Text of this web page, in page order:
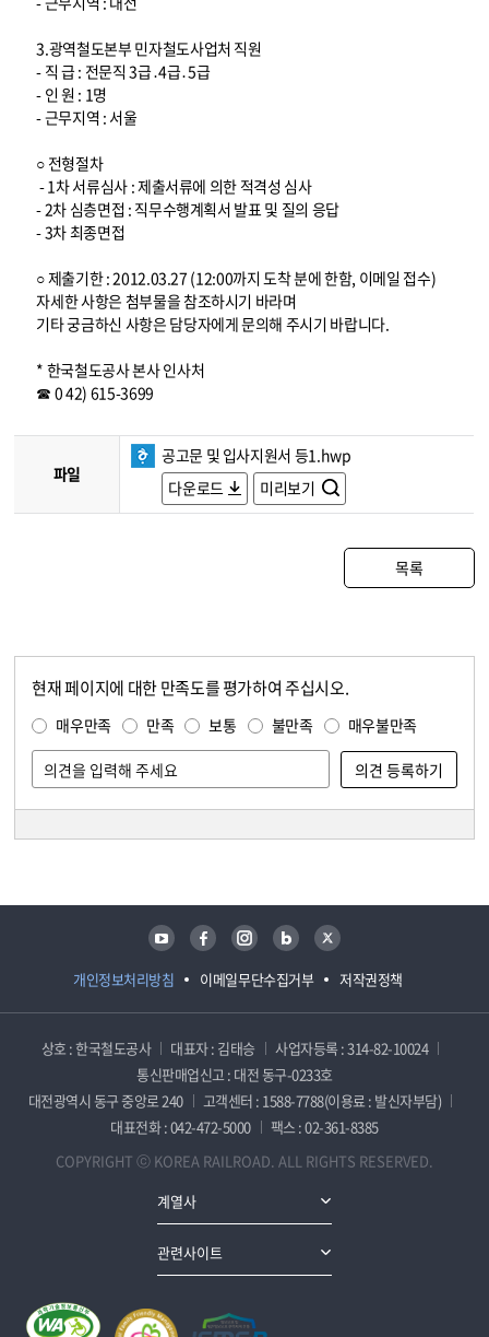
3.광역철도본부 민자철도사업처 직원
- 직 급 : 전문직 3급․4급․5급
- 인 원 : 1명
- 근무지역 : 서울
○ 전형절차
- 1차 서류심사 : 제출서류에 의한 적격성 심사
- 2차 심층면접 : 직무수행계획서 발표 및 질의 응답
- 3차 최종면접
○ 제출기한 : 2012.03.27 (12:00까지 도착 분에 한함, 이메일 접수)
자세한 사항은 첨부물을 참조하시기 바라며
기타 궁금하신 사항은 담당자에게 문의해 주시기 바랍니다.
* 한국철도공사 본사 인사처
☎ 0 42) 615-3699
파일
공고문 및 입사지원서 등1.hwp
다운로드
미리보기
목록
현재 페이지에 대한 만족도를 평가하여 주십시오.
매우만족 만족 보통 불만족 매우불만족
개인정보처리방침 이메일무단수집거부 저작권정책
유튜브 페이스북 인스타그램 블로그 트위터
상호 : 한국철도공사 대표자 : 김태승
사업자등록 : 314-82-10024
통신판매업신고 : 대전 동구-0233호
대전광역시 동구 중앙로 240
고객센터 : 1588-7788(이용료 : 발신자부담)
대표전화 : 042-472-5000
팩스 : 02-361-8385
COPYRIGHT ⓒ KOREA RAILROAD. ALL RIGHTS RESERVED.
계열사
관련사이트